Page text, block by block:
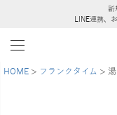
新
LINE連携、
HOME フランクタイム